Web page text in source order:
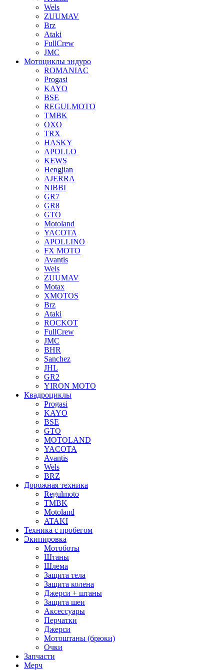
Wels
ZUUMAV
Brz
Ataki
FullCrew
JMC
Мотоциклы эндуро
ROMANIAC
Progasi
KAYO
BSE
REGULMOTO
TMBK
OXO
TRX
HASKY
APOLLO
KEWS
Hengjian
AJERRA
NIBBI
GR7
GR8
GTO
Motoland
YACOTA
APOLLINO
FX MOTO
Avantis
Wels
ZUUMAV
Motax
XMOTOS
Brz
Ataki
ROCKOT
FullCrew
JMC
BHR
Sanchez
JHL
GR2
YIRON MOTO
Квадроциклы
Progasi
KAYO
BSE
GTO
MOTOLAND
YACOTA
Avantis
Wels
BRZ
Дорожная техника
Regulmoto
TMBK
Motoland
ATAKI
Техника с пробегом
Экипировка
Мотоботы
Штаны
Шлема
Защита тела
Защита колена
Джерси + штаны
Защита шеи
Аксессуары
Перчатки
Джерси
Мотоштаны (брюки)
Очки
Запчасти
Мерч